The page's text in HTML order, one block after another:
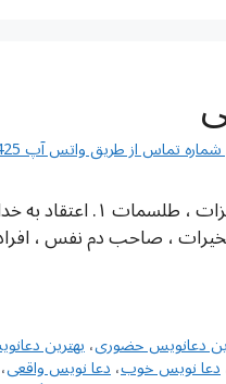
از طریق واتس آپ 00442032398425
شماره تلفن سیدطباطبایی
دعانویس حضوری،بهترین
دعا نویس خوب،دعا نویس واقعی،